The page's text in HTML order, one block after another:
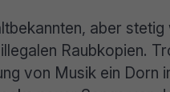
aber stetig
Raubkopien.
von Musik ein Dorn